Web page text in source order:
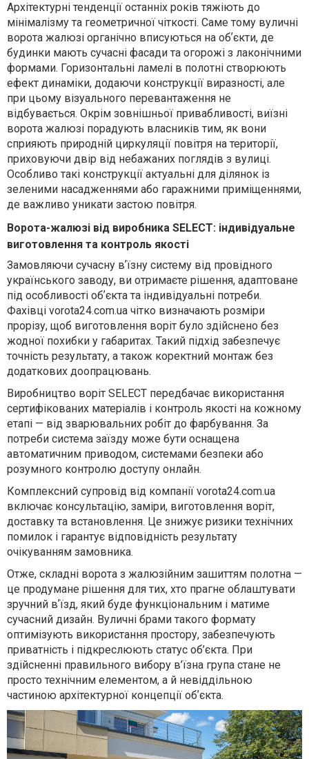
Архітектурні тенденції останніх років тяжіють до
мінімалізму та геометричної чіткості. Саме тому вуличні
ворота жалюзі органічно вписуються на обʼєкти, де
будинки мають сучасні фасади та огорожі з лаконічними
формами. Горизонтальні ламелі в полотні створюють
ефект динаміки, додаючи конструкції виразності, але
при цьому візуального перевантаження не
відбувається. Окрім зовнішньої привабливості, виїзні
ворота жалюзі порадують власників тим, як вони
сприяють природній циркуляції повітря на території,
приховуючи двір від небажаних поглядів з вулиці.
Особливо такі конструкції актуальні для ділянок із
зеленими насадженнями або гаражними приміщеннями,
де важливо уникати застою повітря.
Ворота-жалюзі від виробника SELECT: індивідуальне
виготовлення та контроль якості
Замовляючи сучасну вʼїзну систему від провідного
українського заводу, ви отримаєте рішення, адаптоване
під особливості обʼєкта та індивідуальні потреби.
Фахівці vorota24.com.ua чітко визначають розміри
прорізу, щоб виготовлення воріт було здійснено без
жодної похибки у габаритах. Такий підхід забезпечує
точність результату, а також коректний монтаж без
додаткових доопрацювань.
Виробництво воріт SELECT передбачає використання
сертифікованих матеріалів і контроль якості на кожному
етапі — від зварювальних робіт до фарбування. За
потреби система заїзду може бути оснащена
автоматичним приводом, системами безпеки або
розумного контролю доступу онлайн.
Комплексний супровід від компанії vorota24.com.ua
включає консультацію, заміри, виготовлення воріт,
доставку та встановлення. Це знижує ризики технічних
помилок і гарантує відповідність результату
очікуванням замовника.
Отже, складні ворота з жалюзійним зашиттям полотна —
це продумане рішення для тих, хто прагне облаштувати
зручний вʼїзд, який буде функціональним і матиме
сучасний дизайн. Вуличні брами такого формату
оптимізують використання простору, забезпечують
приватність і підкреслюють статус об’єкта. При
здійсненні правильного вибору в’їзна група стане не
просто технічним елементом, а й невіддільною
частиною архітектурної концепції обʼєкта.